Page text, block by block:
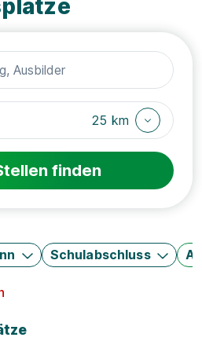
25 km
finden
Schulabschluss